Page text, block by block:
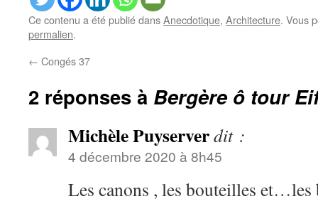
Ce contenu a été publié dansAnecdotique, Architecture. Vous
permalien.
← Congés 37
2 réponses à Bergère ô tour
Michèle Puyserverdit :
4 décembre 2020 à 8h45
Les canons , les bouteilles